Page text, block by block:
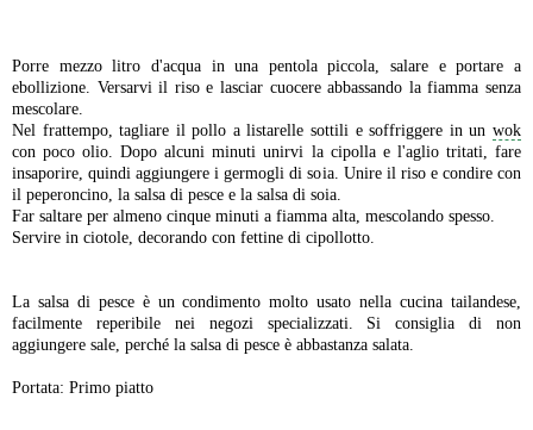
Porre mezzo litro d'acqua in una pentola piccola, salare e portare a
ebollizione. Versarvi il riso e lasciar cuocere abbassando la fiamma senza
mescolare.
Nel frattempo, tagliare il pollo a listarelle sottili e soffriggere in un wok
con poco olio. Dopo alcuni minuti unirvi la cipolla e l'aglio tritati, fare
insaporire, quindi aggiungere i germogli di soia. Unire il riso e condire con
il peperoncino, la salsa di pesce e la salsa di soia.
Far saltare per almeno cinque minuti a fiamma alta, mescolando spesso.
Servire in ciotole, decorando con fettine di cipollotto.
La salsa di pesce è un condimento molto usato nella cucina tailandese,
facilmente reperibile nei negozi specializzati. Si consiglia di non
aggiungere sale, perché la salsa di pesce è abbastanza salata.
Portata: Primo piatto